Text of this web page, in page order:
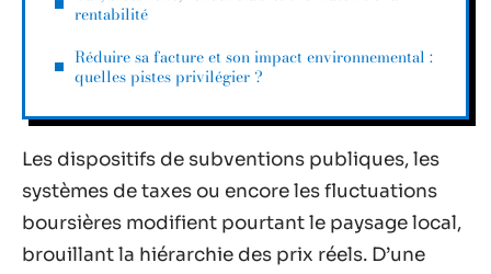
rentabilité
Réduire sa facture et son impact environnemental :
quelles pistes privilégier ?
Les dispositifs de subventions publiques, les
systèmes de taxes ou encore les fluctuations
boursières modifient pourtant le paysage local,
brouillant la hiérarchie des prix réels. D’une